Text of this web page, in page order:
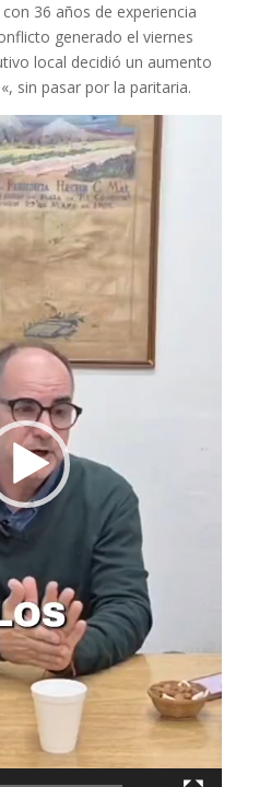
36 años de experiencia
generado el viernes
local decidió un aumento
sin pasar por la paritaria.